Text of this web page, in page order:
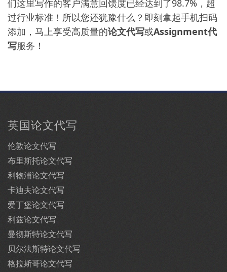
们这里写作的客户满意回馈度已经达到了98.7%，超
过行业标准！所以您还犹豫什么？即刻拿起手机扫码
添加，马上享受高质量的论文代写或Assignment代
写服务！
英国论文代写
伦敦论文代写
布里斯托论文代写
利物浦论文代写
卡迪夫论文代写
爱丁堡论文代写
利兹论文代写
曼彻斯特论文代写
贝尔法斯特论文代写
格拉斯哥论文代写